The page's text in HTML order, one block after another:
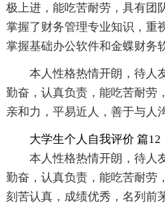
极上进，能吃苦耐劳，具有团
掌握了财务管理专业知识，重
掌握基础办公软件和金蝶财务
本人性格热情开朗，待人
勤奋，认真负责，能吃苦耐劳
亲和力，平易近人，善于与人
大学生个人自我评价 篇12
本人性格热情开朗，待人
勤奋，认真负责，能吃苦耐劳
刻苦认真，成绩优秀，名列前